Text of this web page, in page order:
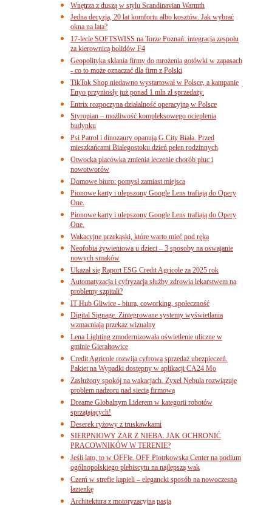
Wnętrza z duszą w stylu Scandinavian Warmth
Jedna decyzja, 20 lat komfortu albo kosztów. Jak wybrać
okna na lata?
17-lecie SOFTSWISS na Torze Poznań: integracja zespołu
za kierownicą bolidów F4
Geopolityka skłania firmy do mrożenia gotówki w zapasach
- co to może oznaczać dla firm z Polski
TikTok Shop niedawno wystartował w Polsce, a kampanie
Enyo przyniosły już ponad 1 mln zł sprzedaży.
Entrix rozpoczyna działalność operacyjną w Polsce
Styropian – możliwość kompleksowego ocieplenia
budynku
Psi Patrol i dinozaury opanują G City Biała. Przed
mieszkańcami Białegostoku dzień pełen rodzinnych
Otwocka placówka zmienia leczenie chorób płuc i
nowotworów
Domowe biuro: pomysł zamiast miejsca
Pionowe karty i ulepszony Google Lens trafiają do Opery
One.
Pionowe karty i ulepszony Google Lens trafiają do Opery
One.
Wakacyjne przekąski, które warto mieć pod ręką
Neofobia żywieniowa u dzieci – 3 sposoby na oswajanie
nowych smaków
Ukazał się Raport ESG Credit Agricole za 2025 rok
Automatyzacja i cyfryzacja służby zdrowia lekarstwem na
problemy szpitali?
IT Hub Gliwice - biura, coworking, społeczność
Digital Signage. Zintegrowane systemy wyświetlania
wzmacniają przekaz wizualny
Lena Lighting zmodernizowała oświetlenie uliczne w
gminie Gierałtowice
Credit Agricole rozwija cyfrową sprzedaż ubezpieczeń.
Pakiet na Wypadki dostępny w aplikacji CA24 Mo
Zasłużony spokój na wakacjach. Zyxel Nebula rozwiązuje
problem nadzoru nad siecią firmową
Dreame Globalnym Liderem w kategorii robotów
sprzątających!
Deserek ryżowy z truskawkami
SIERPNIOWY ŻAR Z NIEBA. JAK OCHRONIĆ
PRACOWNIKÓW W TERENIE?
Jeśli lato, to w OFFie. OFF Piotrkowska Center na podium
ogólnopolskiego plebiscytu na najlepszą wak
Czerń w strefie kąpieli – elegancki sposób na nowoczesną
łazienkę
Architektura z motoryzacyjną pasją